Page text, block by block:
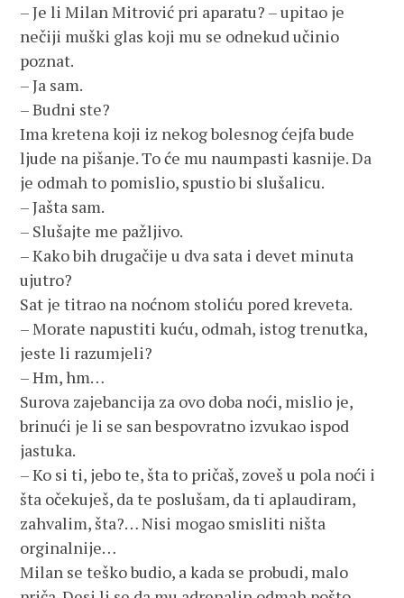
– Je li Milan Mitrović pri aparatu? – upitao je
nečiji muški glas koji mu se odnekud učinio
poznat.
– Ja sam.
– Budni ste?
Ima kretena koji iz nekog bolesnog ćejfa bude
ljude na pišanje. To će mu naumpasti kasnije. Da
je odmah to pomislio, spustio bi slušalicu.
– Jašta sam.
– Slušajte me pažljivo.
– Kako bih drugačije u dva sata i devet minuta
ujutro?
Sat je titrao na noćnom stoliću pored kreveta.
– Morate napustiti kuću, odmah, istog trenutka,
jeste li razumjeli?
– Hm, hm…
Surova zajebancija za ovo doba noći, mislio je,
brinući je li se san bespovratno izvukao ispod
jastuka.
– Ko si ti, jebo te, šta to pričaš, zoveš u pola noći i
šta očekuješ, da te poslušam, da ti aplaudiram,
zahvalim, šta?… Nisi mogao smisliti ništa
orginalnije…
Milan se teško budio, a kada se probudi, malo